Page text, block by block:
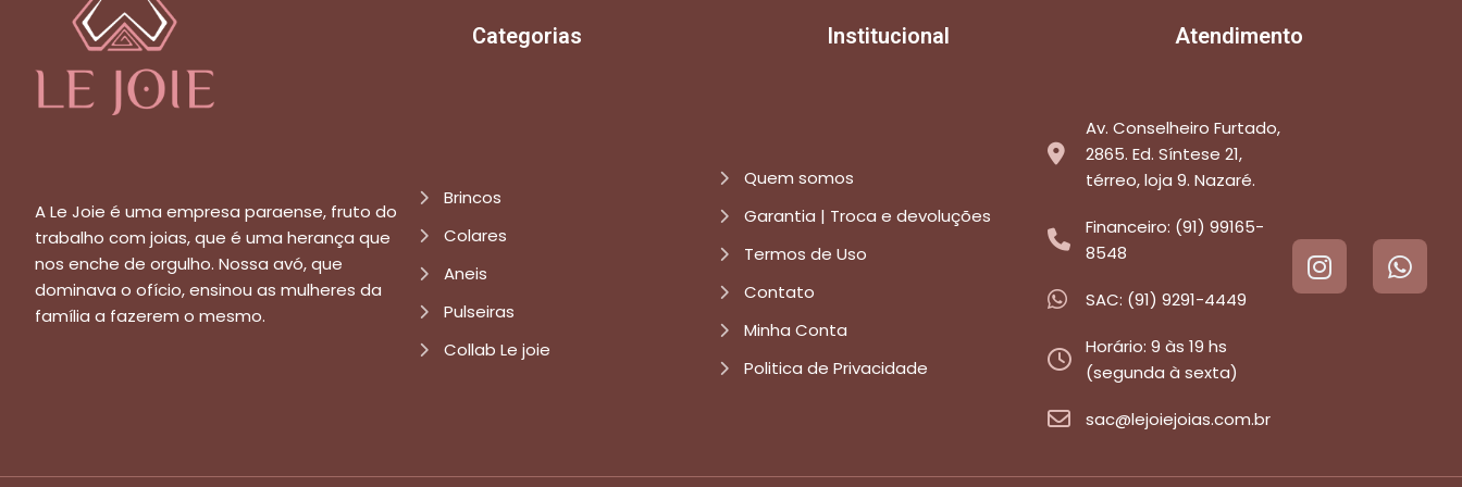
Categorias Institucional Atendimento
A Le Joie é uma empresa paraense, fruto do
trabalho com joias, que é uma herança que
nos enche de orgulho. Nossa avó, que
dominava o ofício, ensinou as mulheres da
família a fazerem o mesmo.
Brincos
Colares
Aneis
Pulseiras
Collab Le joie
Quem somos
Garantia | Troca e devoluções
Termos de Uso
Contato
Minha Conta
Politica de Privacidade
Av. Conselheiro Furtado,
2865. Ed. Síntese 21,
térreo, loja 9. Nazaré.
Financeiro: (91) 99165-
8548
SAC: (91) 9291-4449
Horário: 9 às 19 hs
(segunda à sexta)
sac@lejoiejoias.com.br